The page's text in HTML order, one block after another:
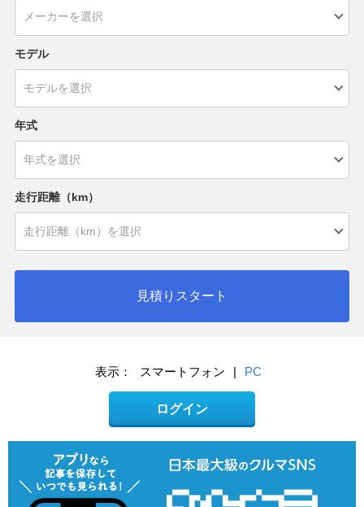
モデル
年式
走行距離（km）
見積りスタート
表示： スマートフォン | PC
ログイン